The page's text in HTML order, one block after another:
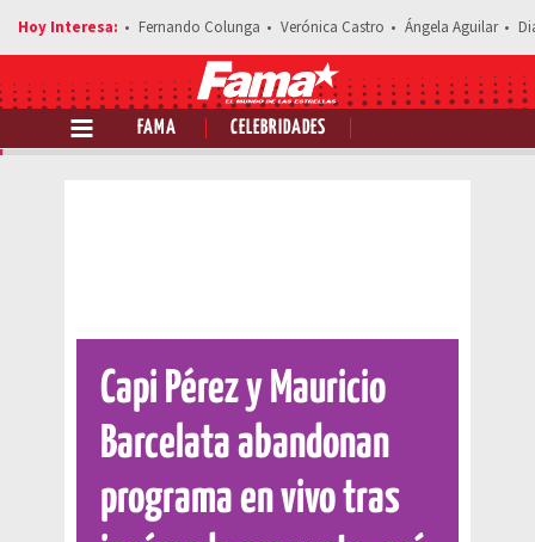
Fernando Colunga Verónica Castro Ángela Aguilar
FAMA CELEBRIDADES
Comparte esta noticia
Capi Pérez y Mauricio
Barcelata abandonan
programa en vivo tras